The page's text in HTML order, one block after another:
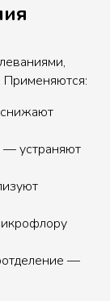
Применяются:
— устраняют
—